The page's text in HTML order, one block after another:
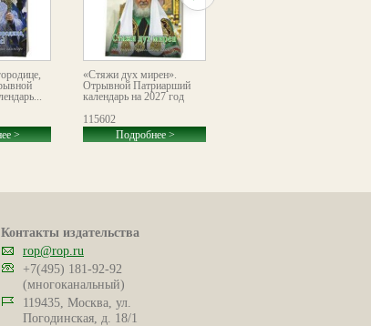
>
«Стяжи дух мирен».
Отрывной Патриарший
календарь на 2027 год
115602
Подробнее >
Контакты издательства
rop@rop.ru
+7(495) 181-92-92
(многоканальный)
119435, Москва, ул.
Погодинская, д. 18/1